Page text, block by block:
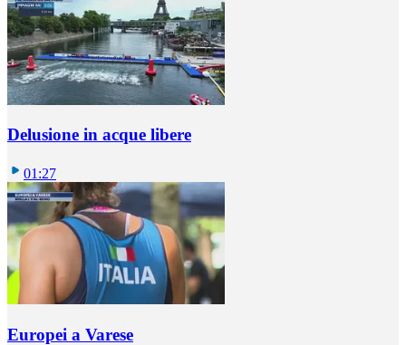
Delusione in acque libere
01:27
Europei a Varese